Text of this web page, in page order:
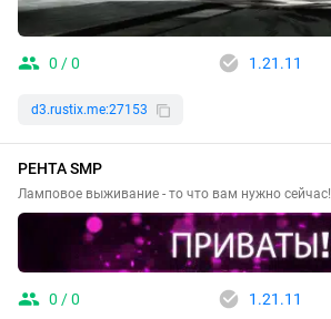
0 / 0 1.21.11
d3.rustix.me:27153
PEHTA SMP
Ламповое выживание - то что вам нужно сейчас!
0 / 0 1.21.11